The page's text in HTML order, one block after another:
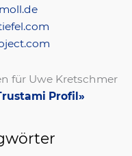
für Uwe Kretschmer
Profil»